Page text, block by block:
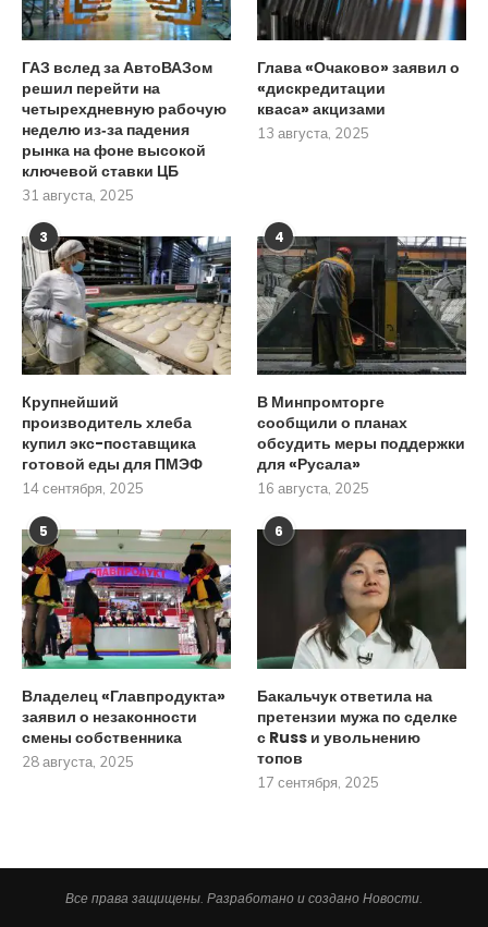
ГАЗ вслед за АвтоВАЗом
решил перейти на
четырехдневную рабочую
неделю из‑за падения
рынка на фоне высокой
ключевой ставки ЦБ
31 августа, 2025
Глава «Очаково» заявил о
«дискредитации
кваса» акцизами
13 августа, 2025
3
Крупнейший
производитель хлеба
купил экс-поставщика
готовой еды для ПМЭФ
14 сентября, 2025
4
В Минпромторге
сообщили о планах
обсудить меры поддержки
для «Русала»
16 августа, 2025
5
Владелец «Главпродукта»
заявил о незаконности
смены собственника
28 августа, 2025
6
Бакальчук ответила на
претензии мужа по сделке
с Russ и увольнению
топов
17 сентября, 2025
Все права защищены. Разработано и создано Новости.